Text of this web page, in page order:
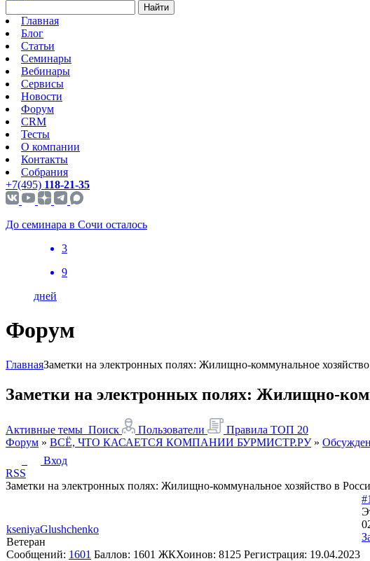
Найти
Главная
Блог
Статьи
Семинары
Вебинары
Сервисы
Новости
Форум
CRM
Тесты
О компании
Контакты
Собрания
+7(495) 118-21-35
До семинара в Сочи осталось
3
9
дней
Форум
ГлавнаяЗаметки на электронных полях: Жилищно-коммунальное
Заметки на электронных полях: Жилищно-
Активные темы Поиск Пользователи Правила ТОП 20
Форум » ВСЁ, ЧТО КАСАЕТСЯ КОМПАНИИ БУРМИСТР.РУ »
Вход
RSS
Заметки на электронных полях: Жилищно-коммунальное хозяйство в
kseniyaGlushchenko
Ветеран
Сообщений: 1601 Баллов: 1601 ЖКХоинов: 8125 Регистрация: 19.04.2023
#1